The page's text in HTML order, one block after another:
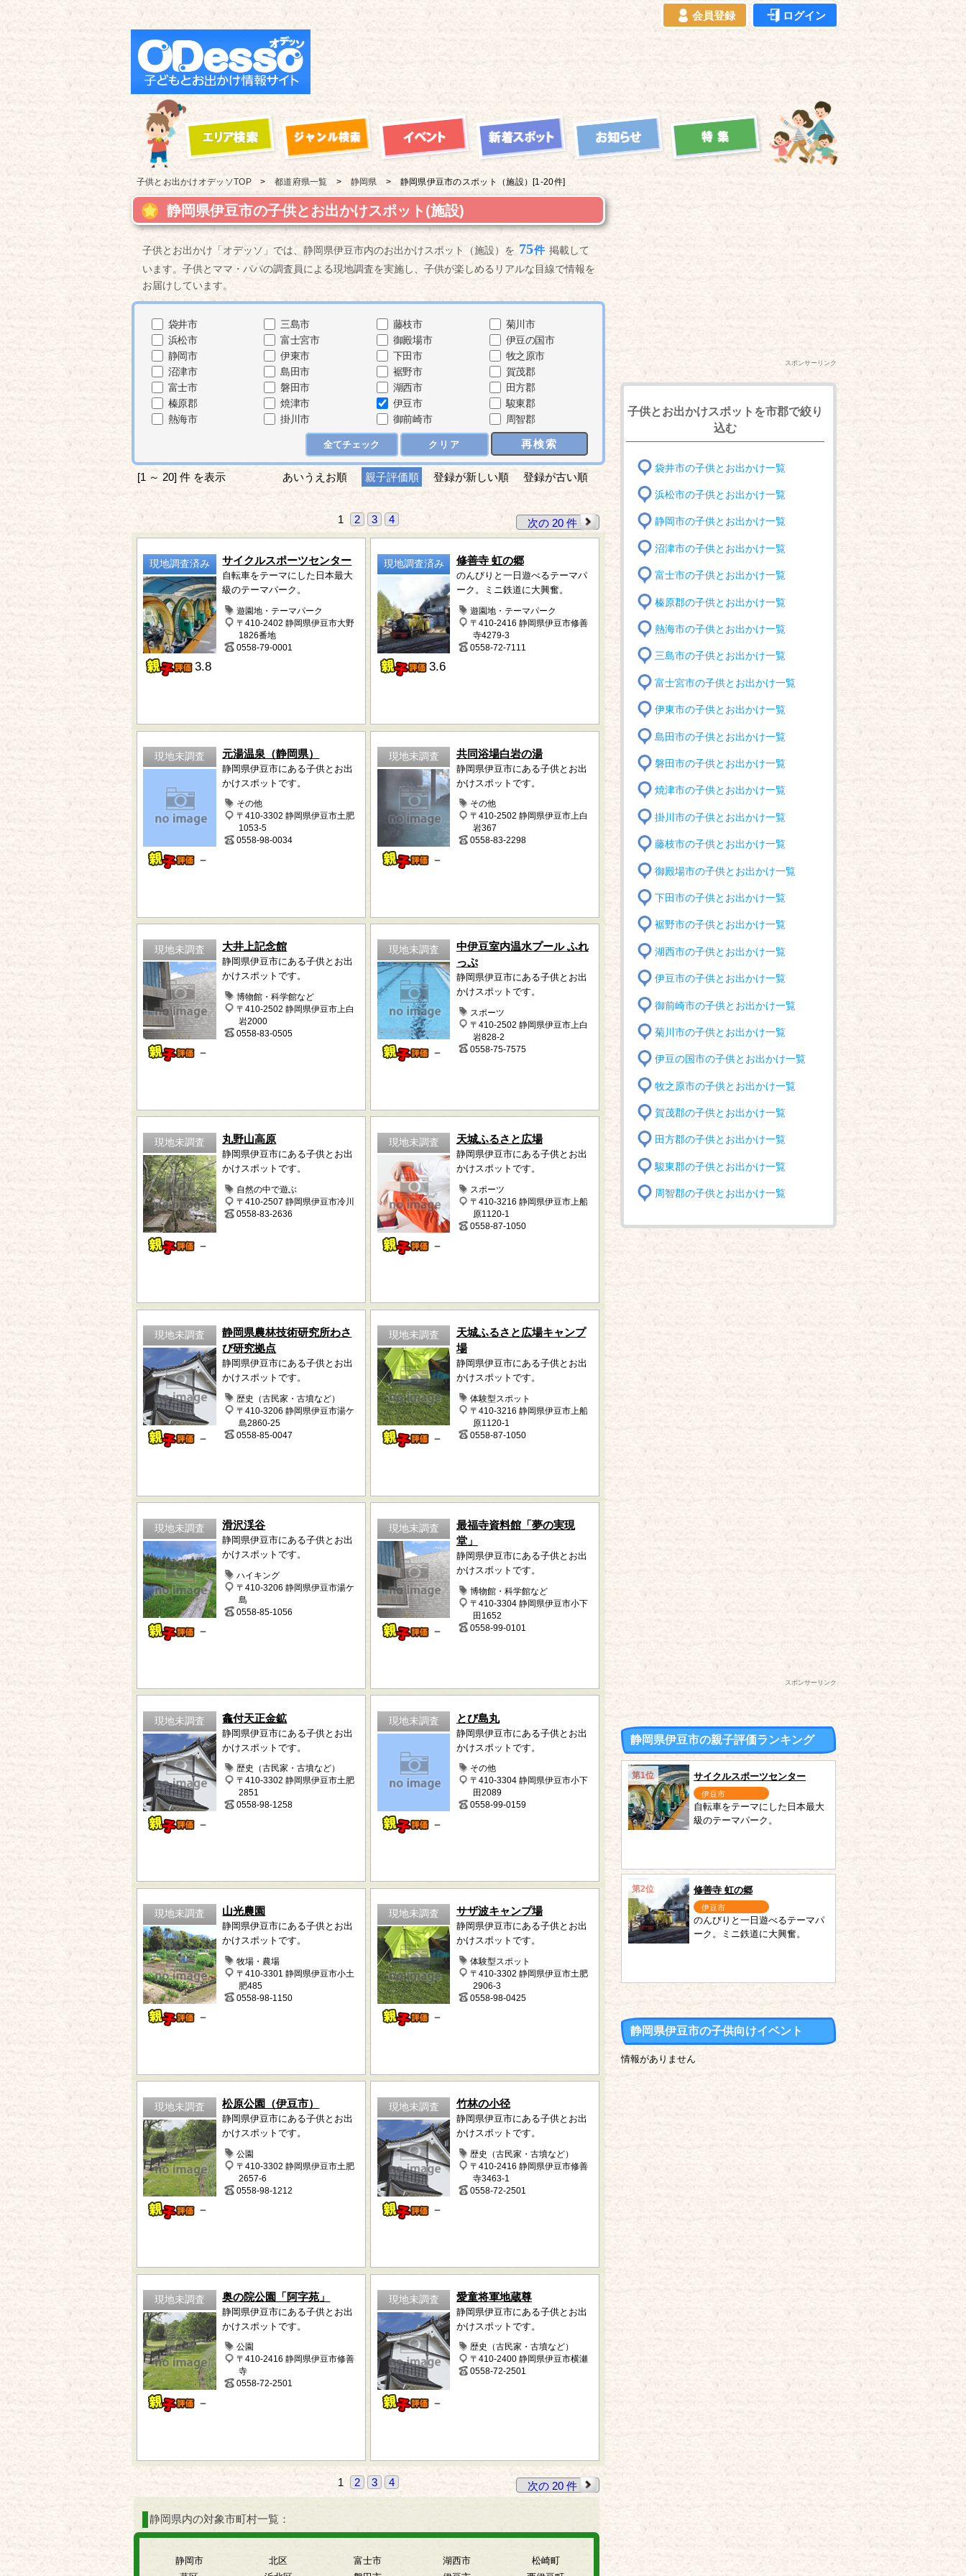
会員登録 ログイン
子供とお出かけ オデッソTOP 都道府県一覧 静岡県 静岡県伊豆市の スポット（施設） [1-20件]
静岡県伊豆市の子供とお出かけスポット(施設)
子供とお出かけ「オデッソ」では、静岡県伊豆市内のお出かけスポット（施設）を 75件 掲載して
います。子供とママ・パパの調査員による現地調査を実施し、子供が楽しめるリアルな目線で情報を
お届けしています。
袋井市
浜松市
静岡市
沼津市
富士市
榛原郡
熱海市
三島市
富士宮市
伊東市
島田市
磐田市
焼津市
掛川市
藤枝市
御殿場市
下田市
裾野市
湖西市
伊豆市
御前崎市
菊川市
伊豆の国市
牧之原市
賀茂郡
田方郡
駿東郡
周智郡
全てチェック クリア 再検索
[1 ～ 20] 件 を表示 あいうえお順 親子評価順 登録が新しい順 登録が古い順
1 2 3 4 次の 20 件
現地調査済み
3.8
サイクルスポーツセンター
自転車をテーマにした日本最大
級のテーマパーク。
遊園地・テーマパーク
〒410-2402 静岡県伊豆市大野
1826番地
0558-79-0001
現地調査済み
3.6
修善寺 虹の郷
のんびりと一日遊べるテーマパ
ーク。ミニ鉄道に大興奮。
遊園地・テーマパーク
〒410-2416 静岡県伊豆市修善
寺4279-3
0558-72-7111
現地未調査
－
元湯温泉（静岡県）
静岡県伊豆市にある子供とお出
かけスポットです。
その他
〒410-3302 静岡県伊豆市土肥
1053-5
0558-98-0034
現地未調査
－
共同浴場白岩の湯
静岡県伊豆市にある子供とお出
かけスポットです。
その他
〒410-2502 静岡県伊豆市上白
岩367
0558-83-2298
現地未調査
－
大井上記念館
静岡県伊豆市にある子供とお出
かけスポットです。
博物館・科学館など
〒410-2502 静岡県伊豆市上白
岩2000
0558-83-0505
現地未調査
－
中伊豆室内温水プール ふれ
っぷ
静岡県伊豆市にある子供とお出
かけスポットです。
スポーツ
〒410-2502 静岡県伊豆市上白
岩828-2
0558-75-7575
現地未調査
－
丸野山高原
静岡県伊豆市にある子供とお出
かけスポットです。
自然の中で遊ぶ
〒410-2507 静岡県伊豆市冷川
0558-83-2636
現地未調査
－
天城ふるさと広場
静岡県伊豆市にある子供とお出
かけスポットです。
スポーツ
〒410-3216 静岡県伊豆市上船
原1120-1
0558-87-1050
現地未調査
－
静岡県農林技術研究所わさ
び研究拠点
静岡県伊豆市にある子供とお出
かけスポットです。
歴史（古民家・古墳など）
〒410-3206 静岡県伊豆市湯ケ
島2860-25
0558-85-0047
現地未調査
－
天城ふるさと広場キャンプ
場
静岡県伊豆市にある子供とお出
かけスポットです。
体験型スポット
〒410-3216 静岡県伊豆市上船
原1120-1
0558-87-1050
現地未調査
－
滑沢渓谷
静岡県伊豆市にある子供とお出
かけスポットです。
ハイキング
〒410-3206 静岡県伊豆市湯ケ
島
0558-85-1056
現地未調査
－
最福寺資料館「夢の実現
堂」
静岡県伊豆市にある子供とお出
かけスポットです。
博物館・科学館など
〒410-3304 静岡県伊豆市小下
田1652
0558-99-0101
現地未調査
－
龕付天正金鉱
静岡県伊豆市にある子供とお出
かけスポットです。
歴史（古民家・古墳など）
〒410-3302 静岡県伊豆市土肥
2851
0558-98-1258
現地未調査
－
とび島丸
静岡県伊豆市にある子供とお出
かけスポットです。
その他
〒410-3304 静岡県伊豆市小下
田2089
0558-99-0159
現地未調査
－
山光農園
静岡県伊豆市にある子供とお出
かけスポットです。
牧場・農場
〒410-3301 静岡県伊豆市小土
肥485
0558-98-1150
現地未調査
－
サザ波キャンプ場
静岡県伊豆市にある子供とお出
かけスポットです。
体験型スポット
〒410-3302 静岡県伊豆市土肥
2906-3
0558-98-0425
現地未調査
－
松原公園（伊豆市）
静岡県伊豆市にある子供とお出
かけスポットです。
公園
〒410-3302 静岡県伊豆市土肥
2657-6
0558-98-1212
現地未調査
－
竹林の小径
静岡県伊豆市にある子供とお出
かけスポットです。
歴史（古民家・古墳など）
〒410-2416 静岡県伊豆市修善
寺3463-1
0558-72-2501
現地未調査
－
奥の院公園「阿字苑」
静岡県伊豆市にある子供とお出
かけスポットです。
公園
〒410-2416 静岡県伊豆市修善
寺
0558-72-2501
現地未調査
－
愛童将軍地蔵尊
静岡県伊豆市にある子供とお出
かけスポットです。
歴史（古民家・古墳など）
〒410-2400 静岡県伊豆市横瀬
0558-72-2501
1 2 3 4 次の 20 件
静岡県内の対象市町村一覧：
静岡市
北区
富士市
湖西市
松崎町
スポンサーリンク
子供とお出かけスポットを市郡で絞り
込む
袋井市の子供とお出かけ一覧
浜松市の子供とお出かけ一覧
静岡市の子供とお出かけ一覧
沼津市の子供とお出かけ一覧
富士市の子供とお出かけ一覧
榛原郡の子供とお出かけ一覧
熱海市の子供とお出かけ一覧
三島市の子供とお出かけ一覧
富士宮市の子供とお出かけ一覧
伊東市の子供とお出かけ一覧
島田市の子供とお出かけ一覧
磐田市の子供とお出かけ一覧
焼津市の子供とお出かけ一覧
掛川市の子供とお出かけ一覧
藤枝市の子供とお出かけ一覧
御殿場市の子供とお出かけ一覧
下田市の子供とお出かけ一覧
裾野市の子供とお出かけ一覧
湖西市の子供とお出かけ一覧
伊豆市の子供とお出かけ一覧
御前崎市の子供とお出かけ一覧
菊川市の子供とお出かけ一覧
伊豆の国市の子供とお出かけ一覧
牧之原市の子供とお出かけ一覧
賀茂郡の子供とお出かけ一覧
田方郡の子供とお出かけ一覧
駿東郡の子供とお出かけ一覧
周智郡の子供とお出かけ一覧
スポンサーリンク
静岡県伊豆市の親子評価ランキング
第1位 サイクルスポーツセンター
伊豆市
自転車をテーマにした日本最大
級のテーマパーク。
第2位 修善寺 虹の郷
伊豆市
のんびりと一日遊べるテーマパ
ーク。ミニ鉄道に大興奮。
静岡県伊豆市の子供向けイベント
情報がありません